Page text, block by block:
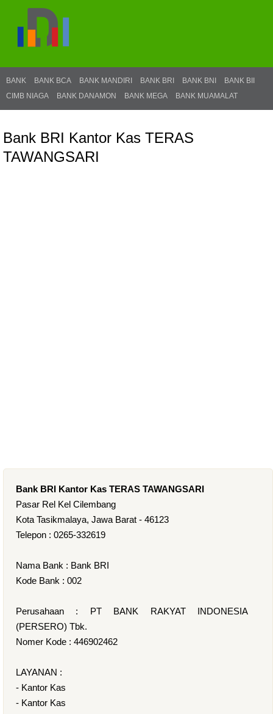
BANK BANK BCA BANK MANDIRI BANK BRI BANK BNI
BANK BII
CIMB NIAGA
BANK DANAMON BANK MEGA BANK MUAMALAT
Bank BRI Kantor Kas TERAS
TAWANGSARI
Bank BRI Kantor Kas TERAS TAWANGSARI
Pasar Rel Kel Cilembang
Kota Tasikmalaya, Jawa Barat - 46123
Telepon : 0265-332619
Nama Bank : Bank BRI
Kode Bank : 002
Perusahaan : PT BANK RAKYAT INDONESIA
(PERSERO) Tbk.
Nomer Kode : 446902462
LAYANAN :
- Kantor Kas
- Kantor Kas